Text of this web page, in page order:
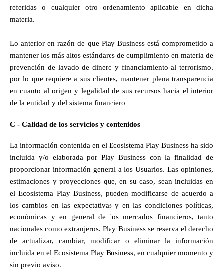
referidas o cualquier otro ordenamiento aplicable en dicha
materia.
Lo anterior en razón de que Play Business está comprometido a
mantener los más altos estándares de cumplimiento en materia de
prevención de lavado de dinero y financiamiento al terrorismo,
por lo que requiere a sus clientes, mantener plena transparencia
en cuanto al origen y legalidad de sus recursos hacia el interior
de la entidad y del sistema financiero
C - Calidad de los servicios y contenidos
La información contenida en el Ecosistema Play Business ha sido
incluida y/o elaborada por Play Business con la finalidad de
proporcionar información general a los Usuarios. Las opiniones,
estimaciones y proyecciones que, en su caso, sean incluidas en
el Ecosistema Play Business, pueden modificarse de acuerdo a
los cambios en las expectativas y en las condiciones políticas,
económicas y en general de los mercados financieros, tanto
nacionales como extranjeros. Play Business se reserva el derecho
de actualizar, cambiar, modificar o eliminar la información
incluida en el Ecosistema Play Business, en cualquier momento y
sin previo aviso.